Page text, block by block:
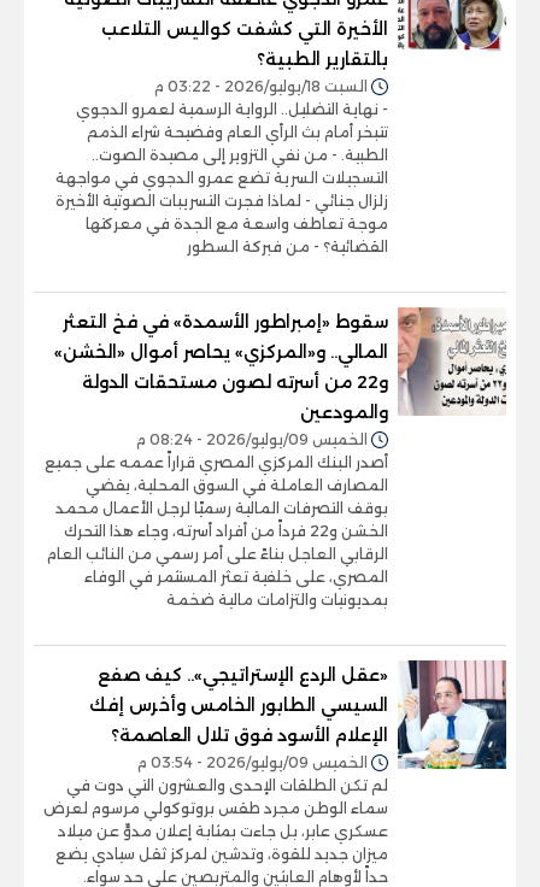
الأخيرة التي كشفت كواليس التلاعب
بالتقارير الطبية؟
السبت 18/يوليو/2026 - 03:22 م
- نهاية التضليل.. الرواية الرسمية لعمرو الدجوي
تتبخر أمام بث الرأي العام وفضيحة شراء الذمم
الطبية. - من نفي التزوير إلى مصيدة الصوت..
التسجيلات السرية تضع عمرو الدجوي في مواجهة
زلزال جنائي - لماذا فجرت التسريبات الصوتية الأخيرة
موجة تعاطف واسعة مع الجدة في معركتها
القضائية؟ - من فبركة السطور
سقوط «إمبراطور الأسمدة» في فخ التعثر
المالي.. و«المركزي» يحاصر أموال «الخشن»
و22 من أسرته لصون مستحقات الدولة
والمودعين
الخميس 09/يوليو/2026 - 08:24 م
أصدر البنك المركزي المصري قراراً عممه على جميع
المصارف العاملة في السوق المحلية، يقضي
بوقف التصرفات المالية رسميًا لرجل الأعمال محمد
الخشن و22 فرداً من أفراد أسرته، وجاء هذا التحرك
الرقابي العاجل بناءً على أمر رسمي من النائب العام
المصري، على خلفية تعثر المستثمر في الوفاء
بمديونيات والتزامات مالية ضخمة
«عقل الردع الإستراتيجي».. كيف صفع
السيسي الطابور الخامس وأخرس إفك
الإعلام الأسود فوق تلال العاصمة؟
الخميس 09/يوليو/2026 - 03:54 م
لم تكن الطلقات الإحدى والعشرون التي دوت في
سماء الوطن مجرد طقس بروتوكولي مرسوم لعرض
عسكري عابر، بل جاءت بمثابة إعلان مدوٍّ عن ميلاد
ميزان جديد للقوة، وتدشين لمركز ثقل سيادي يضع
حداً لأوهام العابثين والمتربصين على حد سواء.